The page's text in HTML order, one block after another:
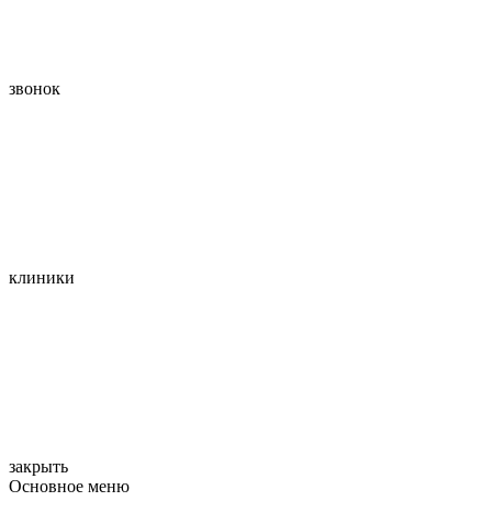
звонок
клиники
закрыть
Основное меню